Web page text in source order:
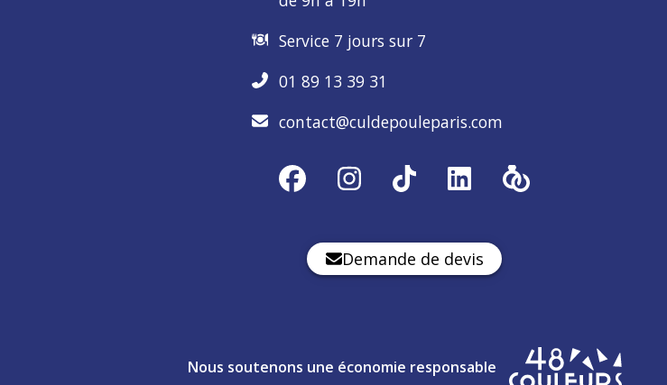
Service 7 jours sur 7
01 89 13 39 31
contact@culdepouleparis.com
Demande de devis
Nous soutenons une économie responsable